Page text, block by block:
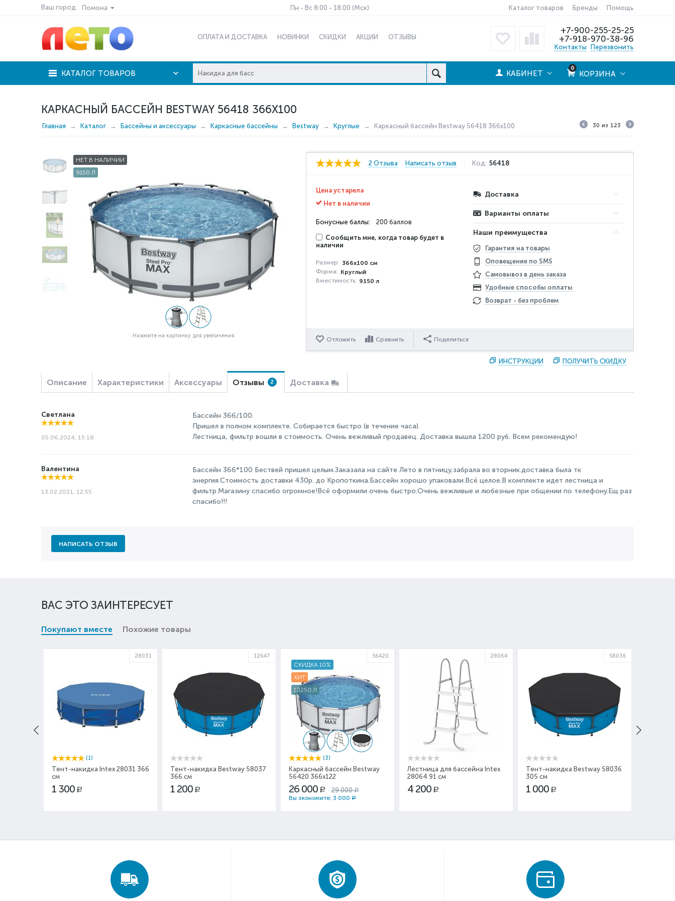
Ваш город: Помона Пн - Вс 8:00 - 18:00 (Мск) Каталог товаров Бренды Помощь
ОПЛАТА И ДОСТАВКА НОВИНКИ СКИДКИ АКЦИИ ОТЗЫВЫ
+7-900-255-25-25
+7-918-970-38-96
Контакты Перезвонить
КАТАЛОГ ТОВАРОВ
0
КОРЗИНА
КАБИНЕТ
КАРКАСНЫЙ БАССЕЙН BESTWAY 56418 366X100
Главная Каталог Бассейны и аксессуары Каркасные бассейны Bestway Круглые Каркасный бассейн Bestway 56418 366x100 30 из 123
НЕТ В НАЛИЧИИ
9150 Л
Нажмите на картинку для увеличения
2 Отзыва Написать отзыв Код: 56418
Цена устарела
Нет в наличии
Бонусные баллы: 200 баллов
Сообщить мне, когда товар будет в
наличии
Размер: 366х100 см
Форма: Круглый
Вместимость: 9150 л
Доставка
Варианты оплаты
Наши преимущества
Гарантия на товары
Оповещение по SMS
Самовывоз в день заказа
Удобные способы оплаты
Возврат - без проблем
Отложить Сравнить Поделиться
ИНСТРУКЦИИ ПОЛУЧИТЬ СКИДКУ
Описание Характеристики Аксессуары Отзывы 2 Доставка
Светлана
05.06.2024, 15:18
Бассейн 366/100.
Пришел в полном комплекте. Собирается быстро (в течение часа).
Лестница, фильтр вошли в стоимость. Очень вежливый продавец. Доставка вышла 1200 руб. Всем рекомендую!
Валентина
13.02.2021, 12:55
Бассейн 366*100 Бествей пришел целым.Заказала на сайте Лето в пятницу,забрала во вторник.доставка была тк
энергия.Стоимость доставки 430р. до Кропоткина.Бассейн хорошо упаковали.Всё целое.В комплекте идет лестница и
фильтр.Магазину спасибо огромное!Всё оформили очень быстро.Очень вежливые и любезные при общении по телефону.Ещ раз
спасибо!!!
НАПИСАТЬ ОТЗЫВ
ВАС ЭТО ЗАИНТЕРЕСУЕТ
Покупают вместе Похожие товары
28031
(1)
Тент-накидка Intex 28031 366
см
1 300 Р
12647
Тент-накидка Bestway 58037
366 см
1 200 Р
СКИДКА 10%
ХИТ
10250 Л
56420
(3)
Каркасный бассейн Bestway
56420 366x122
26 000 Р 29 000 Р
Вы экономите: 3 000 Р
28064
Лестница для бассейна Intex
28064 91 см
4 200 Р
58036
Тент-накидка Bestway 58036
305 см
1 000 Р